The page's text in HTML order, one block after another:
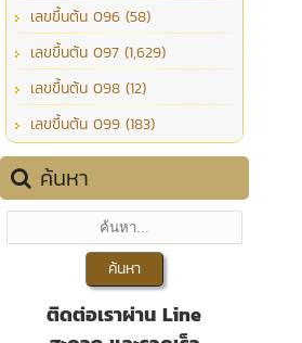
เลขขึ้นต้น 096 (58)
เลขขึ้นต้น 097 (1,629)
เลขขึ้นต้น 098 (12)
เลขขึ้นต้น 099 (183)
ค้นหา
ติดต่อเราผ่าน Line